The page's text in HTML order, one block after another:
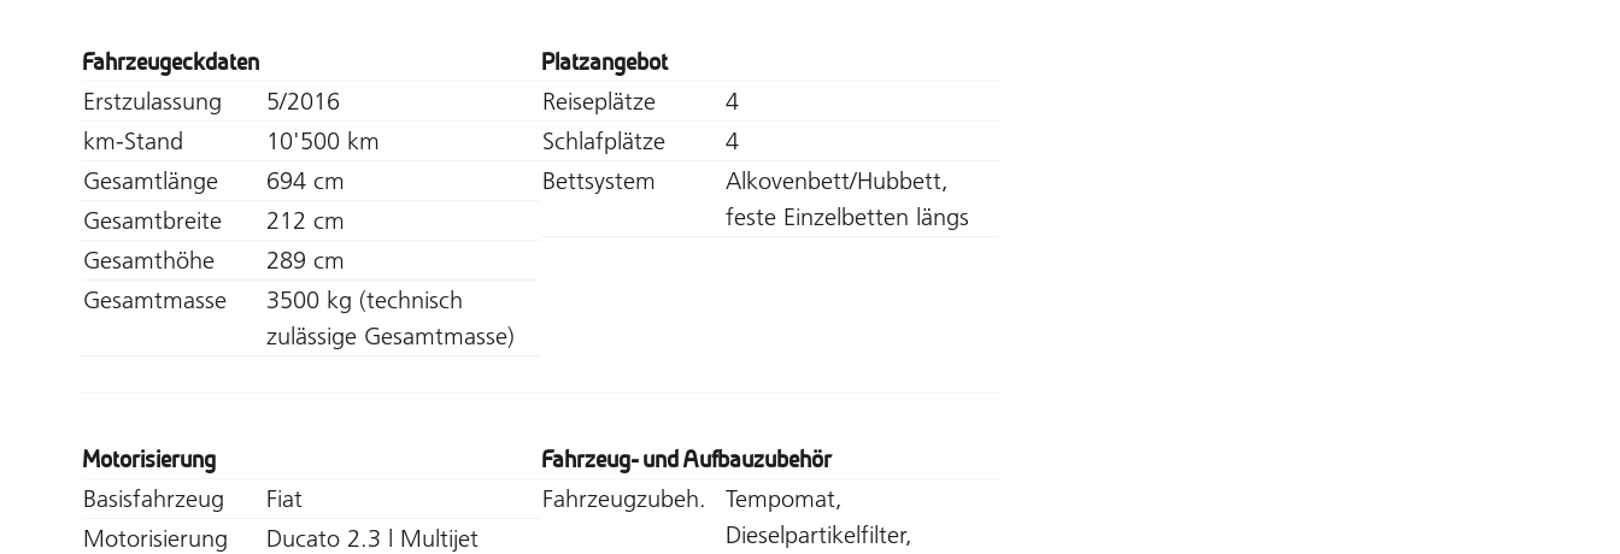
Fahrzeugeckdaten
Erstzulassung
5/2016
km-Stand
10'500 km
Gesamtlänge
694 cm
Gesamtbreite
212 cm
Gesamthöhe
289 cm
Gesamtmasse
3500 kg (technisch
zulässige Gesamtmasse)
Platzangebot
Reiseplätze
4
Schlafplätze
4
Bettsystem
Alkovenbett/Hubbett,
feste Einzelbetten längs
Motorisierung
Basisfahrzeug
Fiat
Motorisierung
Ducato 2.3 l Multijet
Fahrzeug- und Aufbauzubehör
Fahrzeugzubeh.
Tempomat,
Dieselpartikelfilter,